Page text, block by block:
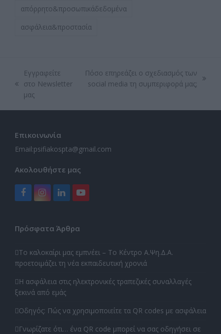
απόρρητο&προσωπικάδεδομένα
ασφάλεια&προστασία
previous
post:
Εγγραφείτε
στο Newsletter
μας
next
Πόσο επηρεάζει ο σχεδιασμός των
social media τη συμπεριφορά μας;
Επικοινωνία
Email:psifiakospta@gmail.com
Ακολουθήστε μας
Facebook
Instagram
LinkedInYouTube
Πρόσφατα Άρθρα
Το καλοκαίρι μας εμπνέει – Το Κέντρο Α.Ψη.Δ.Α.
προετοιμάζει τη νέα εκπαιδευτική χρονιά
Η ασφάλεια στις ηλεκτρονικές τραπεζικές συναλλαγές
ξεκινά από εμάς
Οδηγός: Πώς να χρησιμοποιείτε τα QR codes με ασφάλεια
Γνωρίζατε ότι… ένα QR code μπορεί να σας οδηγήσει σε